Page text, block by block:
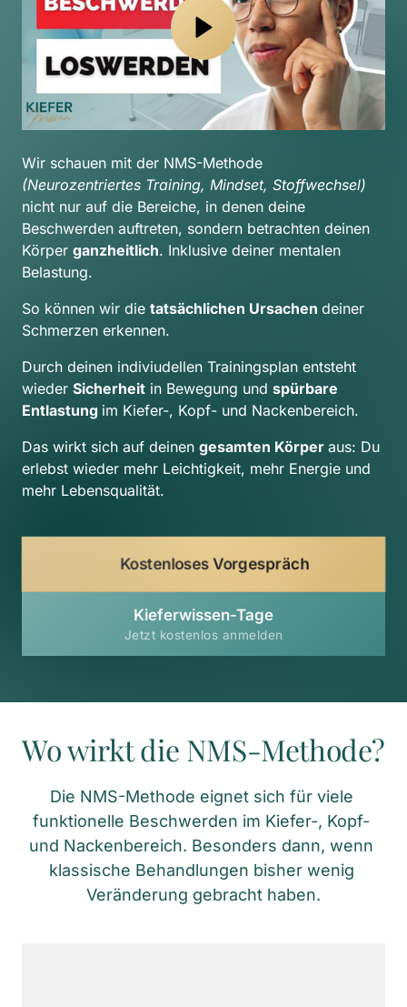
nicht nur auf die Bereiche, in denen deine
Beschwerden auftreten, sondern betrachten deinen
Körper ganzheitlich. Inklusive deiner mentalen
Belastung.
So können wir die tatsächlichen Ursachen deiner
Schmerzen erkennen.
Durch deinen indiviudellen Trainingsplan entsteht
wieder Sicherheit in Bewegung und spürbare
Entlastung im Kiefer-, Kopf- und Nackenbereich.
Das wirkt sich auf deinen gesamten Körper aus: Du
erlebst wieder mehr Leichtigkeit, mehr Energie und
mehr Lebensqualität.
Kostenloses Vorgespräch
Kieferwissen-Tage
Jetzt kostenlos anmelden
Wo wirkt die NMS-Methode?
Die NMS-Methode eignet sich für viele
funktionelle Beschwerden im Kiefer-, Kopf-
und Nackenbereich. Besonders dann, wenn
klassische Behandlungen bisher wenig
Veränderung gebracht haben.